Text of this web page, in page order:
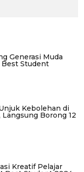
Generasi Muda
Best Student
Kebolehan di
Langsung Borong 12
Kreatif Pelajar